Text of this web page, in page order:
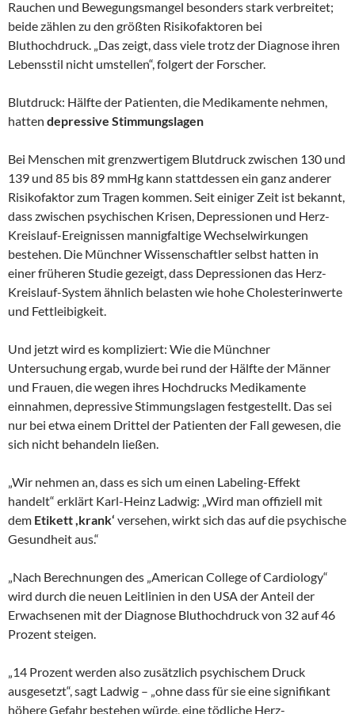
Rauchen und Bewegungsmangel besonders stark verbreitet;
beide zählen zu den größten Risikofaktoren bei
Bluthochdruck. „Das zeigt, dass viele trotz der Diagnose ihren
Lebensstil nicht umstellen“, folgert der Forscher.
Blutdruck: Hälfte der Patienten, die Medikamente nehmen,
hatten depressive Stimmungslagen
Bei Menschen mit grenzwertigem Blutdruck zwischen 130 und
139 und 85 bis 89 mmHg kann stattdessen ein ganz anderer
Risikofaktor zum Tragen kommen. Seit einiger Zeit ist bekannt,
dass zwischen psychischen Krisen, Depressionen und Herz-
Kreislauf-Ereignissen mannigfaltige Wechselwirkungen
bestehen. Die Münchner Wissenschaftler selbst hatten in
einer früheren Studie gezeigt, dass Depressionen das Herz-
Kreislauf-System ähnlich belasten wie hohe Cholesterinwerte
und Fettleibigkeit.
Und jetzt wird es kompliziert: Wie die Münchner
Untersuchung ergab, wurde bei rund der Hälfte der Männer
und Frauen, die wegen ihres Hochdrucks Medikamente
einnahmen, depressive Stimmungslagen festgestellt. Das sei
nur bei etwa einem Drittel der Patienten der Fall gewesen, die
sich nicht behandeln ließen.
„Wir nehmen an, dass es sich um einen Labeling-Effekt
handelt“ erklärt Karl-Heinz Ladwig: „Wird man offiziell mit
dem Etikett ,krank‘ versehen, wirkt sich das auf die psychische
Gesundheit aus.“
„Nach Berechnungen des „American College of Cardiology“
wird durch die neuen Leitlinien in den USA der Anteil der
Erwachsenen mit der Diagnose Bluthochdruck von 32 auf 46
Prozent steigen.
„14 Prozent werden also zusätzlich psychischem Druck
ausgesetzt“, sagt Ladwig – „ohne dass für sie eine signifikant
höhere Gefahr bestehen würde, eine tödliche Herz-